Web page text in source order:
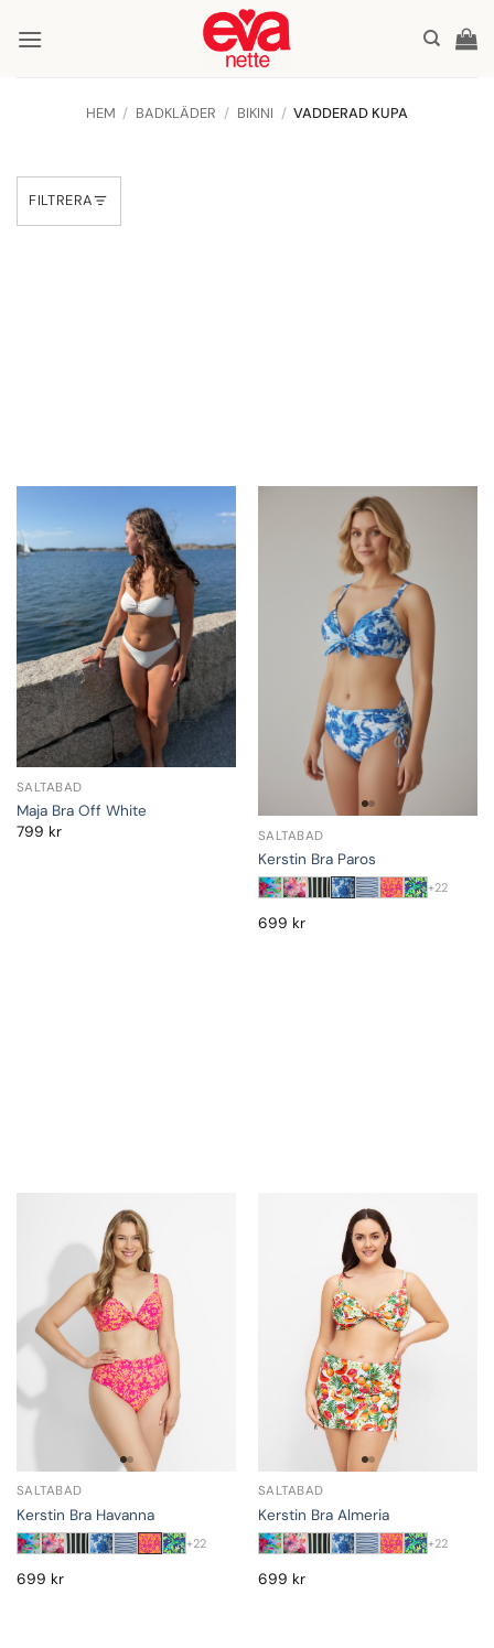
HEM / BADKLÄDER / BIKINI / VADDERAD KUPA
FILTRERA
SALTABAD
Maja Bra Off White
799 kr SALTABAD
Kerstin Bra Paros
+22
699 kr
SALTABAD
Kerstin Bra Havanna
+22
699 kr
SALTABAD
Kerstin Bra Almeria
+22
699 kr